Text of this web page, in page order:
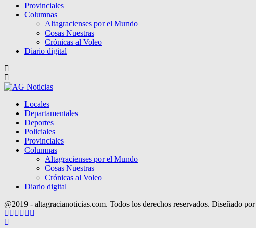
Provinciales
Columnas
Altagracienses por el Mundo
Cosas Nuestras
Crónicas al Voleo
Diario digital
Locales
Departamentales
Deportes
Policiales
Provinciales
Columnas
Altagracienses por el Mundo
Cosas Nuestras
Crónicas al Voleo
Diario digital
@2019 - altagracianoticias.com. Todos los derechos reservados. Diseñado por
Facebook
Twitter
Instagram
Pinterest
Google